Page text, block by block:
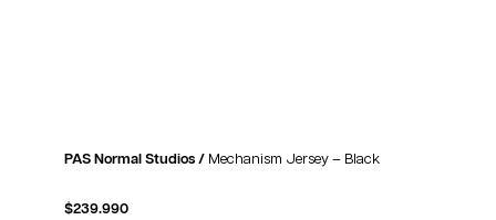
PAS Normal Studios / Mechanism Jersey – Black
$239.990